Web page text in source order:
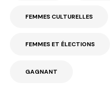
FEMMES CULTURELLES
FEMMES ET ÉLECTIONS
GAGNANT